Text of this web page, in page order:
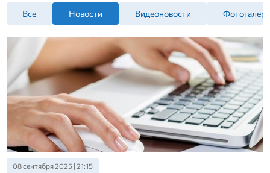
Все Новости Видеоновости
08 сентября 2025 | 21:15